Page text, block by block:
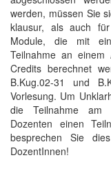
werden, müssen Sie
klausur, als auch
Module, die mit
Teilnahme an einem
Credits berechnet
B.Kug.02-31 und
Vorlesung. Um
die Teilnahme am
Dozenten einen
besprechen Sie
DozentInnen!